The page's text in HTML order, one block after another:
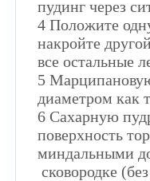
пудинг через
4 Положите
накройте
все остальные
5
диаметром как
6 Сахарную
поверхность
миндальными
сковородке